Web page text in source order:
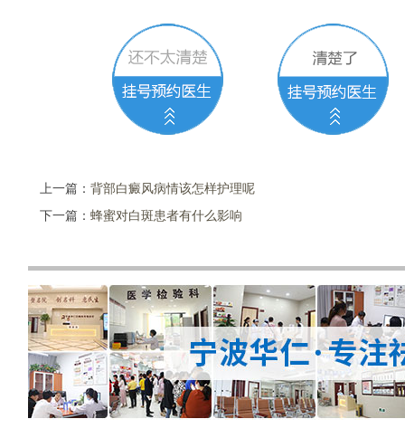
上一篇： 背部白癜风病情该怎样护理呢
下一篇： 蜂蜜对白斑患者有什么影响